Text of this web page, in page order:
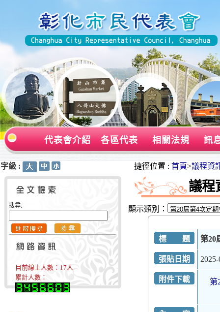
代表會介紹 各區代表 相關法規 訊
字級 :
搜尋:
目前線上人數： 17人
累計人數：
捷徑位置 : 首頁>議程資
議程
顯示類別：
標 題 第20
張貼日期
附件下載 第